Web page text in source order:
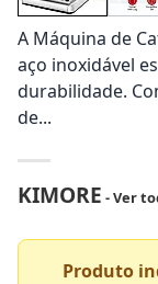
A Máquina de
aço inoxidável
durabilidade.
de...
KIMORE - Ver
Produto